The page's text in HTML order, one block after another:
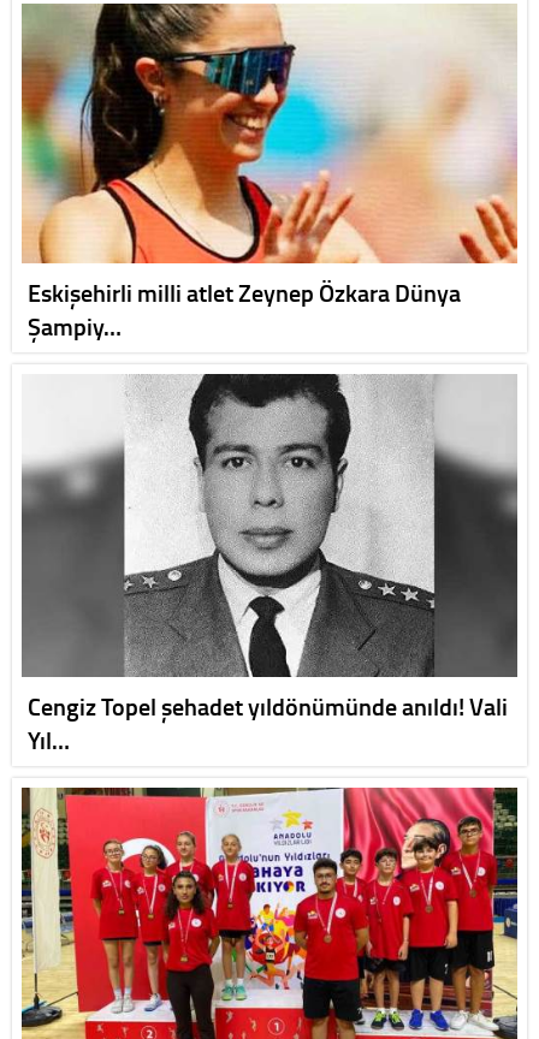
Eskişehirli milli atlet Zeynep Özkara Dünya
Şampiy…
Cengiz Topel şehadet yıldönümünde anıldı! Vali
Yıl…